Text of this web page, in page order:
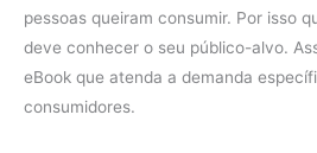
pessoas queiram consumir. Por isso
deve conhecer o seu público-alvo.
eBook que atenda a demanda
consumidores.